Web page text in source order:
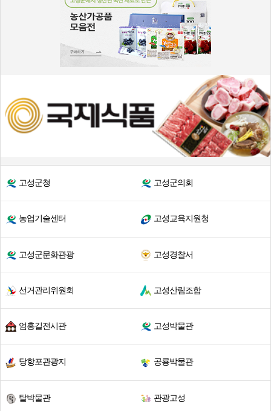
고성군청 고성군의회
농업기술센터 고성교육지원청
고성군문화관광 고성경찰서
선거관리위원회 고성산림조합
엄홍길전시관 고성박물관
당항포관광지 공룡박물관
탈박물관 관광고성